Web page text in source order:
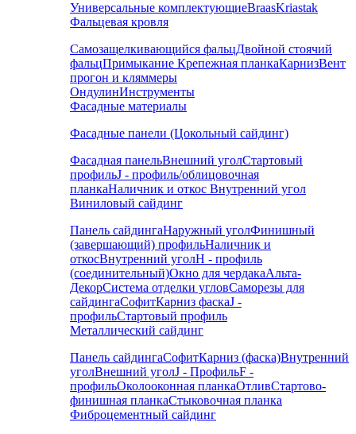
Универсальные комплектующиеBraasKriastak
Фальцевая кровля
Самозащелкивающийся фальцДвойной стоячий
фальцПримыкание Крепежная планкаКарнизВент
прогон и кляммеры
ОндулинИнструменты
Фасадные материалы
Фасадные панели (Цокольный сайдинг)
Фасадная панельВнешний уголСтартовый
профильJ - профиль/облицовочная
планкаНаличник и откос Внутренний угол
Виниловый сайдинг
Панель сайдингаНаружный уголФинишный
(завершающий) профильНаличник и
откосВнутренний уголH - профиль
(соединительный)Окно для чердакаАльта-
ДекорСистема отделки угловСаморезы для
сайдингаСофитКарниз фаскаJ -
профильСтартовый профиль
Металлический сайдинг
Панель сайдингаСофитКарниз (фаска)Внутренний
уголВнешний уголJ - ПрофильF -
профильОколооконная планкаОтливСтартово-
финишная планкаСтыковочная планка
Фиброцементный сайдинг